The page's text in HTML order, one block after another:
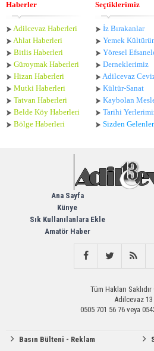
Haberler
Adilcevaz Haberleri
Ahlat Haberleri
Bitlis Haberleri
Güroymak Haberleri
Hizan Haberleri
Mutki Haberleri
Tatvan Haberleri
Belde Köy Haberleri
Bölge Haberleri
Seçtiklerimiz
İz Bırakanlar
Yemek
Yöresel
Derneklerimiz
Adilcevaz
Kültür-Sanat
Kaybolan
Tarihi
Sizden Gelenler
Ana Sayfa
Künye
Sık Kullanılanlara Ekle
Amatör Haber
Tüm Hakları
Adilcevaz 13
0505 701 56 76 veya
Basın Bülteni - Reklam